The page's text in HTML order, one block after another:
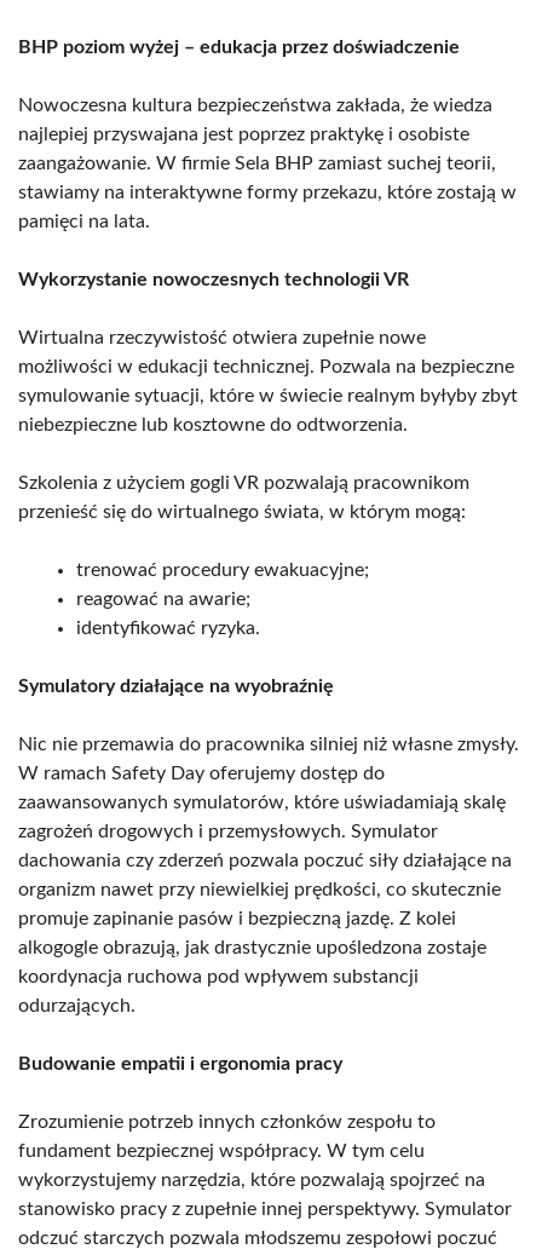
BHP poziom wyżej – edukacja przez doświadczenie
Nowoczesna kultura bezpieczeństwa zakłada, że wiedza
najlepiej przyswajana jest poprzez praktykę i osobiste
zaangażowanie. W firmie Sela BHP zamiast suchej teorii,
stawiamy na interaktywne formy przekazu, które zostają w
pamięci na lata.
Wykorzystanie nowoczesnych technologii VR
Wirtualna rzeczywistość otwiera zupełnie nowe
możliwości w edukacji technicznej. Pozwala na bezpieczne
symulowanie sytuacji, które w świecie realnym byłyby zbyt
niebezpieczne lub kosztowne do odtworzenia.
Szkolenia z użyciem gogli VR pozwalają pracownikom
przenieść się do wirtualnego świata, w którym mogą:
trenować procedury ewakuacyjne;
reagować na awarie;
identyfikować ryzyka.
Symulatory działające na wyobraźnię
Nic nie przemawia do pracownika silniej niż własne zmysły.
W ramach Safety Day oferujemy dostęp do
zaawansowanych symulatorów, które uświadamiają skalę
zagrożeń drogowych i przemysłowych. Symulator
dachowania czy zderzeń pozwala poczuć siły działające na
organizm nawet przy niewielkiej prędkości, co skutecznie
promuje zapinanie pasów i bezpieczną jazdę. Z kolei
alkogogle obrazują, jak drastycznie upośledzona zostaje
koordynacja ruchowa pod wpływem substancji
odurzających.
Budowanie empatii i ergonomia pracy
Zrozumienie potrzeb innych członków zespołu to
fundament bezpiecznej współpracy. W tym celu
wykorzystujemy narzędzia, które pozwalają spojrzeć na
stanowisko pracy z zupełnie innej perspektywy. Symulator
odczuć starczych pozwala młodszemu zespołowi poczuć